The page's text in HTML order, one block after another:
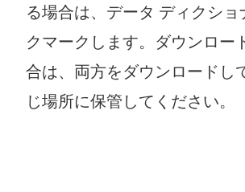
る場合は、データ ディクショ
クマークします。ダウンロー
合は、両方をダウンロードし
じ場所に保管してください。